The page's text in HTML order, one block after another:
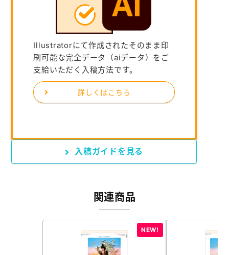
Illustratorにて作成されたそのまま印
刷可能な完全データ（aiデータ）をご
支給いただく入稿方法です。
詳しくはこちら
入稿ガイドを見る
関連商品